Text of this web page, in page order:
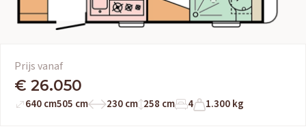
Prijs vanaf
€ 26.050
640 cm505 cm 230 cm 258 cm 4 1.300 kg